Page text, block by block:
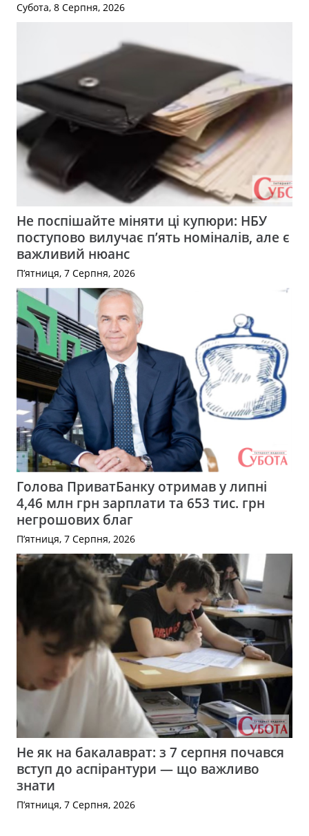
Субота, 8 Серпня, 2026
Не поспішайте міняти ці купюри: НБУ
поступово вилучає п’ять номіналів, але є
важливий нюанс
П’ятниця, 7 Серпня, 2026
Голова ПриватБанку отримав у липні
4,46 млн грн зарплати та 653 тис. грн
негрошових благ
П’ятниця, 7 Серпня, 2026
Не як на бакалаврат: з 7 серпня почався
вступ до аспірантури — що важливо
знати
П’ятниця, 7 Серпня, 2026